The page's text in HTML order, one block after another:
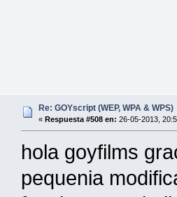
Re: GOYscript (WEP, WPA & WPS)
« Respuesta #508 en: 26-05-2013,
hola goyfilms
pequenia